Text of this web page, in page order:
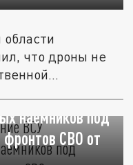
области
что дроны не
ВСУ
наёмников под
СВО от